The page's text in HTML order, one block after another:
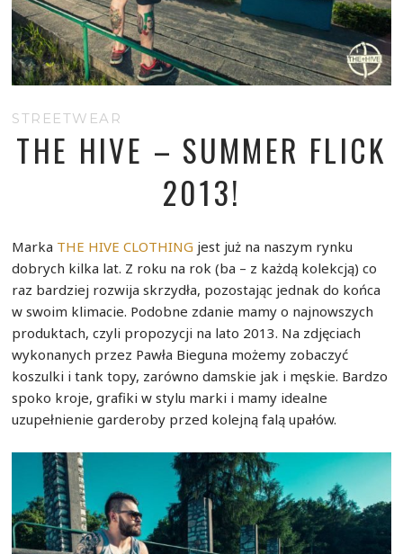
STREETWEAR
THE HIVE – SUMMER FLICK
2013!
Marka THE HIVE CLOTHING jest już na naszym rynku
dobrych kilka lat. Z roku na rok (ba – z każdą kolekcją) co
raz bardziej rozwija skrzydła, pozostając jednak do końca
w swoim klimacie. Podobne zdanie mamy o najnowszych
produktach, czyli propozycji na lato 2013. Na zdjęciach
wykonanych przez Pawła Bieguna możemy zobaczyć
koszulki i tank topy, zarówno damskie jak i męskie. Bardzo
spoko kroje, grafiki w stylu marki i mamy idealne
uzupełnienie garderoby przed kolejną falą upałów.